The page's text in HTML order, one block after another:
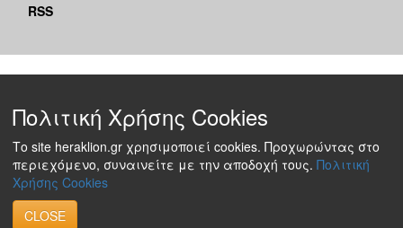
RSS
Πολιτική Χρήσης Cookies
Το site heraklion.gr χρησιμοποιεί cookies. Προχωρώντας στο
περιεχόμενο, συναινείτε με την αποδοχή τους. Πολιτική
Χρήσης Cookies
CLOSE